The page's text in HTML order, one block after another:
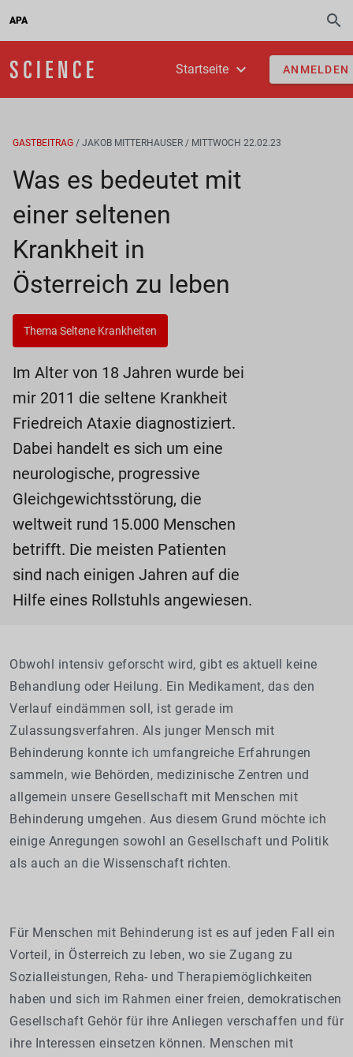
APA
Startseite ANMELDEN
GASTBEITRAG / JAKOB MITTERHAUSER / MITTWOCH 22.02.23
Was es bedeutet mit
einer seltenen
Krankheit in
Österreich zu leben
Thema Seltene Krankheiten
Im Alter von 18 Jahren wurde bei
mir 2011 die seltene Krankheit
Friedreich Ataxie diagnostiziert.
Dabei handelt es sich um eine
neurologische, progressive
Gleichgewichtsstörung, die
weltweit rund 15.000 Menschen
betrifft. Die meisten Patienten
sind nach einigen Jahren auf die
Hilfe eines Rollstuhls angewiesen.
Obwohl intensiv geforscht wird, gibt es aktuell keine
Behandlung oder Heilung. Ein Medikament, das den
Verlauf eindämmen soll, ist gerade im
Zulassungsverfahren. Als junger Mensch mit
Behinderung konnte ich umfangreiche Erfahrungen
sammeln, wie Behörden, medizinische Zentren und
allgemein unsere Gesellschaft mit Menschen mit
Behinderung umgehen. Aus diesem Grund möchte ich
einige Anregungen sowohl an Gesellschaft und Politik
als auch an die Wissenschaft richten.
Für Menschen mit Behinderung ist es auf jeden Fall ein
Vorteil, in Österreich zu leben, wo sie Zugang zu
Sozialleistungen, Reha- und Therapiemöglichkeiten
haben und sich im Rahmen einer freien, demokratischen
Gesellschaft Gehör für ihre Anliegen verschaffen und für
ihre Interessen einsetzen können. Menschen mit